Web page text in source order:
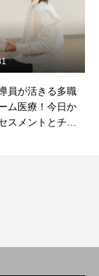
員が活きる多職
ム医療！今日か
スメントとチー